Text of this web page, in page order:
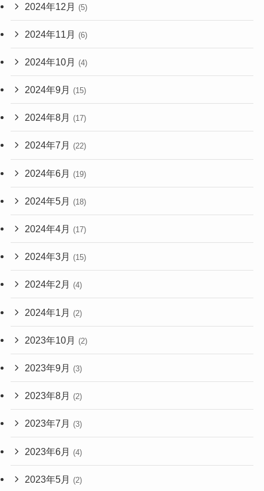
2024年12月 (5)
2024年11月 (6)
2024年10月 (4)
2024年9月 (15)
2024年8月 (17)
2024年7月 (22)
2024年6月 (19)
2024年5月 (18)
2024年4月 (17)
2024年3月 (15)
2024年2月 (4)
2024年1月 (2)
2023年10月 (2)
2023年9月 (3)
2023年8月 (2)
2023年7月 (3)
2023年6月 (4)
2023年5月 (2)